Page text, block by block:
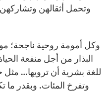
وتحمل أثقالهن
وكل أمومة روحية ناجحة؛
البذار من أجل منفعة
للغة بشرية أن ترويها… مثل
وتفرخ المئات. وبقدر ما